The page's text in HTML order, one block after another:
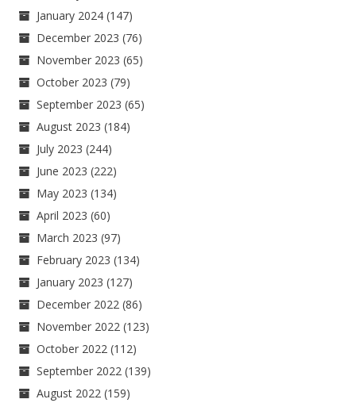
January 2024 (147)
December 2023 (76)
November 2023 (65)
October 2023 (79)
September 2023 (65)
August 2023 (184)
July 2023 (244)
June 2023 (222)
May 2023 (134)
April 2023 (60)
March 2023 (97)
February 2023 (134)
January 2023 (127)
December 2022 (86)
November 2022 (123)
October 2022 (112)
September 2022 (139)
August 2022 (159)